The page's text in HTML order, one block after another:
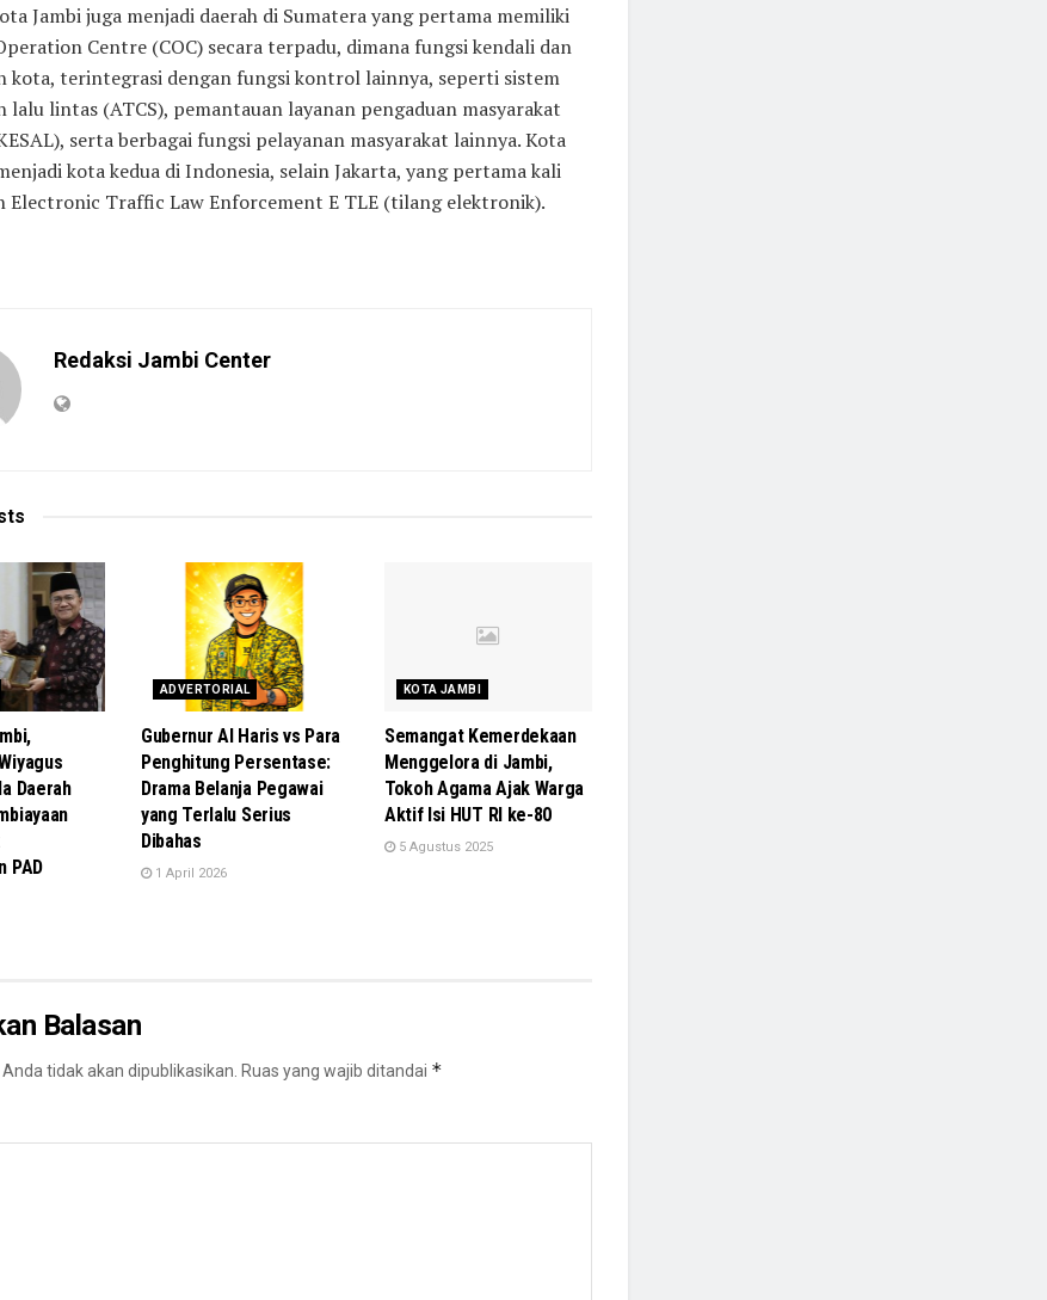
Jambi juga menjadi daerah di Sumatera yang pertama memiliki
Centre (COC) secara terpadu, dimana fungsi kendali dan
kota, terintegrasi dengan fungsi kontrol lainnya, seperti sistem
lalu lintas (ATCS), pemantauan layanan pengaduan masyarakat
serta berbagai fungsi pelayanan masyarakat lainnya. Kota
kota kedua di Indonesia, selain Jakarta, yang pertama kali
Electronic Traffic Law Enforcement E TLE (tilang elektronik).
Redaksi Jambi Center
Daerah
PAD
ADVERTORIAL
Gubernur Al Haris vs Para
Penghitung Persentase:
Drama Belanja Pegawai
yang Terlalu Serius
Dibahas
1 April 2026
KOTA JAMBI
Semangat Kemerdekaan
Menggelora di Jambi,
Tokoh Agama Ajak Warga
Aktif Isi HUT RI ke-80
5 Agustus 2025
Balasan
tidak akan dipublikasikan. Ruas yang wajib ditandai *